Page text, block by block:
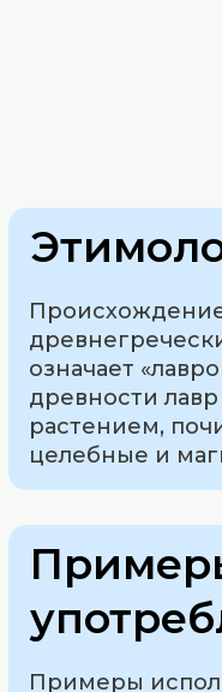
Происхождение
означает
древности
растением,
целебные и
Примеры